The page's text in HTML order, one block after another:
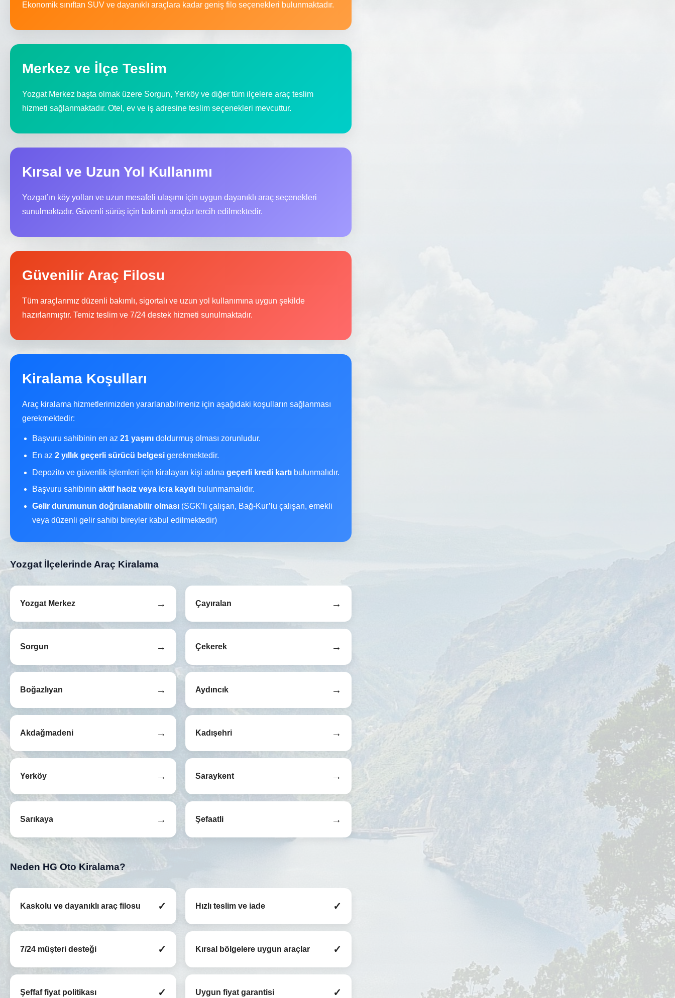
Ekonomik sınıftan SUV ve dayanıklı araçlara kadar geniş filo seçenekleri bulunmaktadır.
Merkez ve İlçe Teslim
Yozgat Merkez başta olmak üzere Sorgun, Yerköy ve diğer tüm ilçelere araç teslim
hizmeti sağlanmaktadır. Otel, ev ve iş adresine teslim seçenekleri mevcuttur.
Kırsal ve Uzun Yol Kullanımı
Yozgat’ın köy yolları ve uzun mesafeli ulaşımı için uygun dayanıklı araç seçenekleri
sunulmaktadır. Güvenli sürüş için bakımlı araçlar tercih edilmektedir.
Güvenilir Araç Filosu
Tüm araçlarımız düzenli bakımlı, sigortalı ve uzun yol kullanımına uygun şekilde
hazırlanmıştır. Temiz teslim ve 7/24 destek hizmeti sunulmaktadır.
Kiralama Koşulları
Araç kiralama hizmetlerimizden yararlanabilmeniz için aşağıdaki koşulların sağlanması
gerekmektedir:
Başvuru sahibinin en az 21 yaşını doldurmuş olması zorunludur.
En az 2 yıllık geçerli sürücü belgesi gerekmektedir.
Depozito ve güvenlik işlemleri için kiralayan kişi adına geçerli kredi kartı bulunmalıdır.
Başvuru sahibinin aktif haciz veya icra kaydı bulunmamalıdır.
Gelir durumunun doğrulanabilir olması (SGK’lı çalışan, Bağ-Kur’lu çalışan, emekli
veya düzenli gelir sahibi bireyler kabul edilmektedir)
Yozgat İlçelerinde Araç Kiralama
Yozgat Merkez →
Sorgun →
Boğazlıyan →
Akdağmadeni →
Yerköy →
Sarıkaya →
Çayıralan →
Çekerek →
Aydıncık →
Kadışehri →
Saraykent →
Şefaatli →
Neden HG Oto Kiralama?
Kaskolu ve dayanıklı araç filosu ✓
7/24 müşteri desteği ✓
Şeffaf fiyat politikası ✓
Hızlı teslim ve iade ✓
Kırsal bölgelere uygun araçlar ✓
Uygun fiyat garantisi ✓